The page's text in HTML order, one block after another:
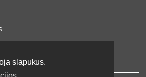
slapukus.